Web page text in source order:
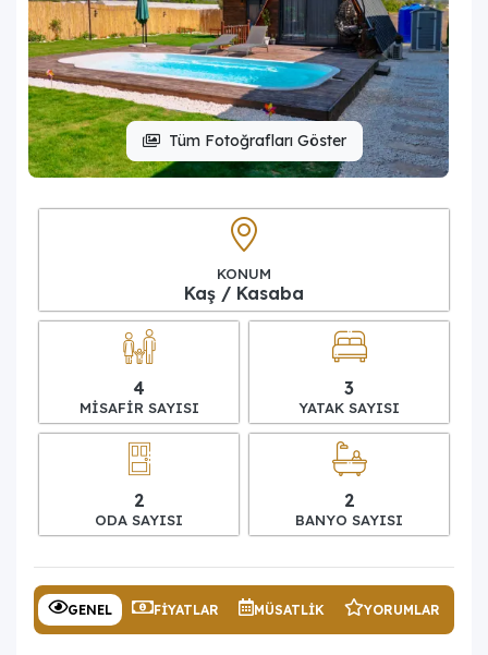
Tüm Fotoğrafları Göster
KONUM
Kaş / Kasaba
4
MISAFIR SAYISI
3
YATAK SAYISI
2
ODA SAYISI
2
BANYO SAYISI
GENEL FIYATLAR MÜSATLIK YORUMLAR